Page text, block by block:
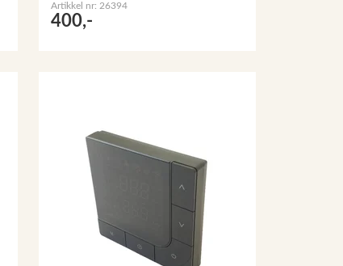
Artikkel nr: 26394
400,-